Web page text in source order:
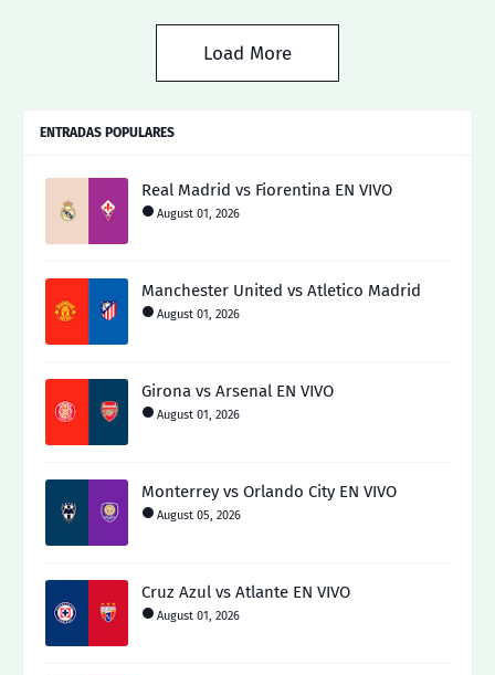
Load More
ENTRADAS POPULARES
Real Madrid vs Fiorentina EN VIVO
August 01, 2026
Manchester United vs Atletico Madrid
August 01, 2026
Girona vs Arsenal EN VIVO
August 01, 2026
Monterrey vs Orlando City EN VIVO
August 05, 2026
Cruz Azul vs Atlante EN VIVO
August 01, 2026